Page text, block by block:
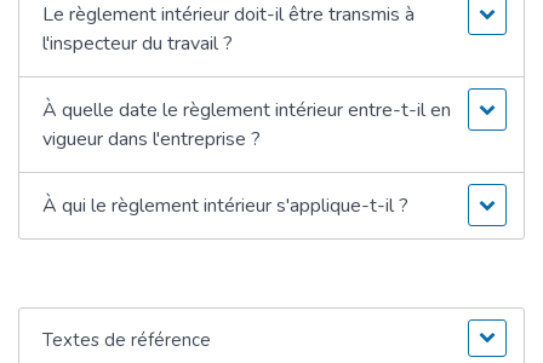
Le règlement intérieur doit-il être transmis à
l'inspecteur du travail ?
À quelle date le règlement intérieur entre-t-il en
vigueur dans l'entreprise ?
À qui le règlement intérieur s'applique-t-il ?
Textes de référence